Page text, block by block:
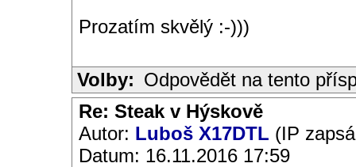
Prozatím skvělý :-)))
Volby: Odpovědět na tento
Re: Steak v Hýskově
Autor: Luboš X17DTL (IP
Datum: 16.11.2016 17:59